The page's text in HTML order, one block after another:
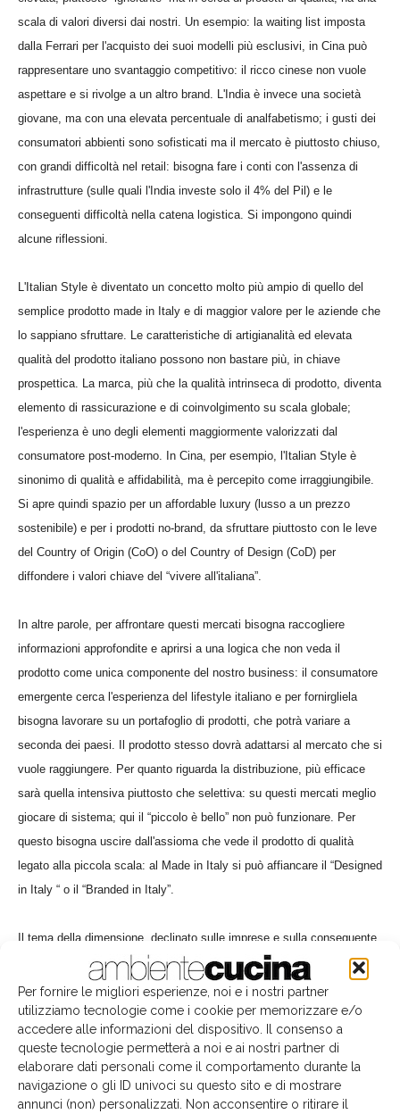
Per fornire le migliori esperienze, noi e i nostri partner
utilizziamo tecnologie come i cookie per memorizzare e/o
accedere alle informazioni del dispositivo. Il consenso a
queste tecnologie permetterà a noi e ai nostri partner di
elaborare dati personali come il comportamento durante la
navigazione o gli ID univoci su questo sito e di mostrare
annunci (non) personalizzati. Non acconsentire o ritirare il
scala di valori diversi dai nostri. Un esempio: la waiting list imposta
dalla Ferrari per l'acquisto dei suoi modelli più esclusivi, in Cina può
rappresentare uno svantaggio competitivo: il ricco cinese non vuole
aspettare e si rivolge a un altro brand. L'India è invece una società
giovane, ma con una elevata percentuale di analfabetismo; i gusti dei
consumatori abbienti sono sofisticati ma il mercato è piuttosto chiuso,
con grandi difficoltà nel retail: bisogna fare i conti con l'assenza di
infrastrutture (sulle quali l'India investe solo il 4% del Pil) e le
conseguenti difficoltà nella catena logistica. Si impongono quindi
alcune riflessioni.
L'Italian Style è diventato un concetto molto più ampio di quello del
semplice prodotto made in Italy e di maggior valore per le aziende che
lo sappiano sfruttare. Le caratteristiche di artigianalità ed elevata
qualità del prodotto italiano possono non bastare più, in chiave
prospettica. La marca, più che la qualità intrinseca di prodotto, diventa
elemento di rassicurazione e di coinvolgimento su scala globale;
l'esperienza è uno degli elementi maggiormente valorizzati dal
consumatore post-moderno. In Cina, per esempio, l'Italian Style è
sinonimo di qualità e affidabilità, ma è percepito come irraggiungibile.
Si apre quindi spazio per un affordable luxury (lusso a un prezzo
sostenibile) e per i prodotti no-brand, da sfruttare piuttosto con le leve
del Country of Origin (CoO) o del Country of Design (CoD) per
diffondere i valori chiave del “vivere all'italiana”.
In altre parole, per affrontare questi mercati bisogna raccogliere
informazioni approfondite e aprirsi a una logica che non veda il
prodotto come unica componente del nostro business: il consumatore
emergente cerca l'esperienza del lifestyle italiano e per fornirgliela
bisogna lavorare su un portafoglio di prodotti, che potrà variare a
seconda dei paesi. Il prodotto stesso dovrà adattarsi al mercato che si
vuole raggiungere. Per quanto riguarda la distribuzione, più efficace
sarà quella intensiva piuttosto che selettiva: su questi mercati meglio
giocare di sistema; qui il “piccolo è bello” non può funzionare. Per
questo bisogna uscire dall'assioma che vede il prodotto di qualità
legato alla piccola scala: al Made in Italy si può affiancare il “Designed
in Italy “ o il “Branded in Italy”.
Il tema della dimensione, declinato sulle imprese e sulla conseguente
portata degli interventi in termini di produzione, distribuzione,
comunicazione e finanza è stato ripreso subito dai rappresentanti delle
aziende presenti all'ACUDay.
Insieme a un'altra sfida che il comparto cucina - almeno nella sua
fascia più alta - sta fronteggiando: quella di coniugare la produzione
industriale con la richiesta di un prodotto talmente personalizzato da
risultare “sartoriale”.